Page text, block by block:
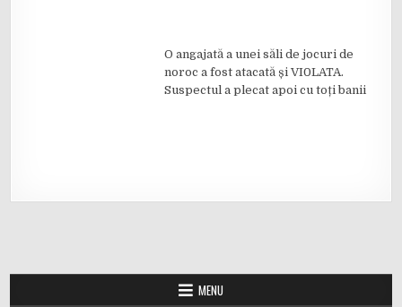
O angajată a unei săli de jocuri de
noroc a fost atacată și VI0LATA.
Suspectul a plecat apoi cu toți banii
MENU